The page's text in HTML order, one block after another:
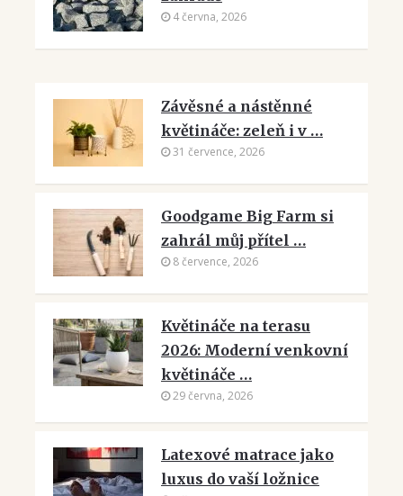
4 června, 2026
Závěsné a nástěnné
květináče: zeleň i v …
31 července, 2026
Goodgame Big Farm si
zahrál můj přítel …
8 července, 2026
Květináče na terasu
2026: Moderní venkovní
květináče …
29 června, 2026
Latexové matrace jako
luxus do vaší ložnice